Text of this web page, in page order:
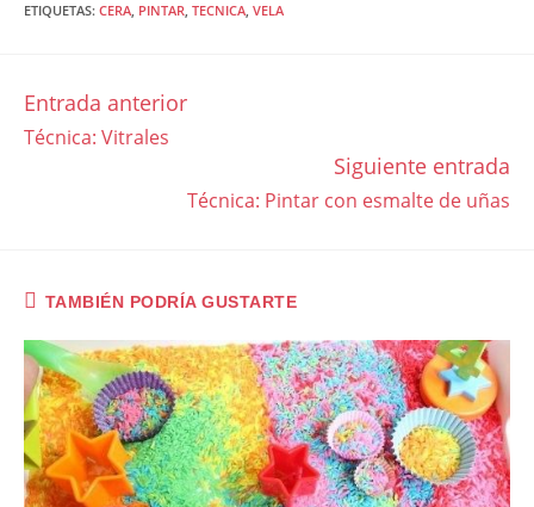
ETIQUETAS: CERA, PINTAR, TECNICA, VELA
LEER
MÁS
Entrada anterior
Técnica: Vitrales
Siguiente entrada
Técnica: Pintar con esmalte de uñas
TAMBIÉN PODRÍA GUSTARTE